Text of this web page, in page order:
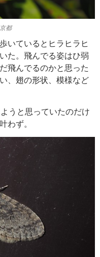
都
いているとヒラヒラヒ
た。飛んでる姿はひ弱
飛んでるのかと思った
、翅の形状、模様など
うと思っていたのだけ
わず。